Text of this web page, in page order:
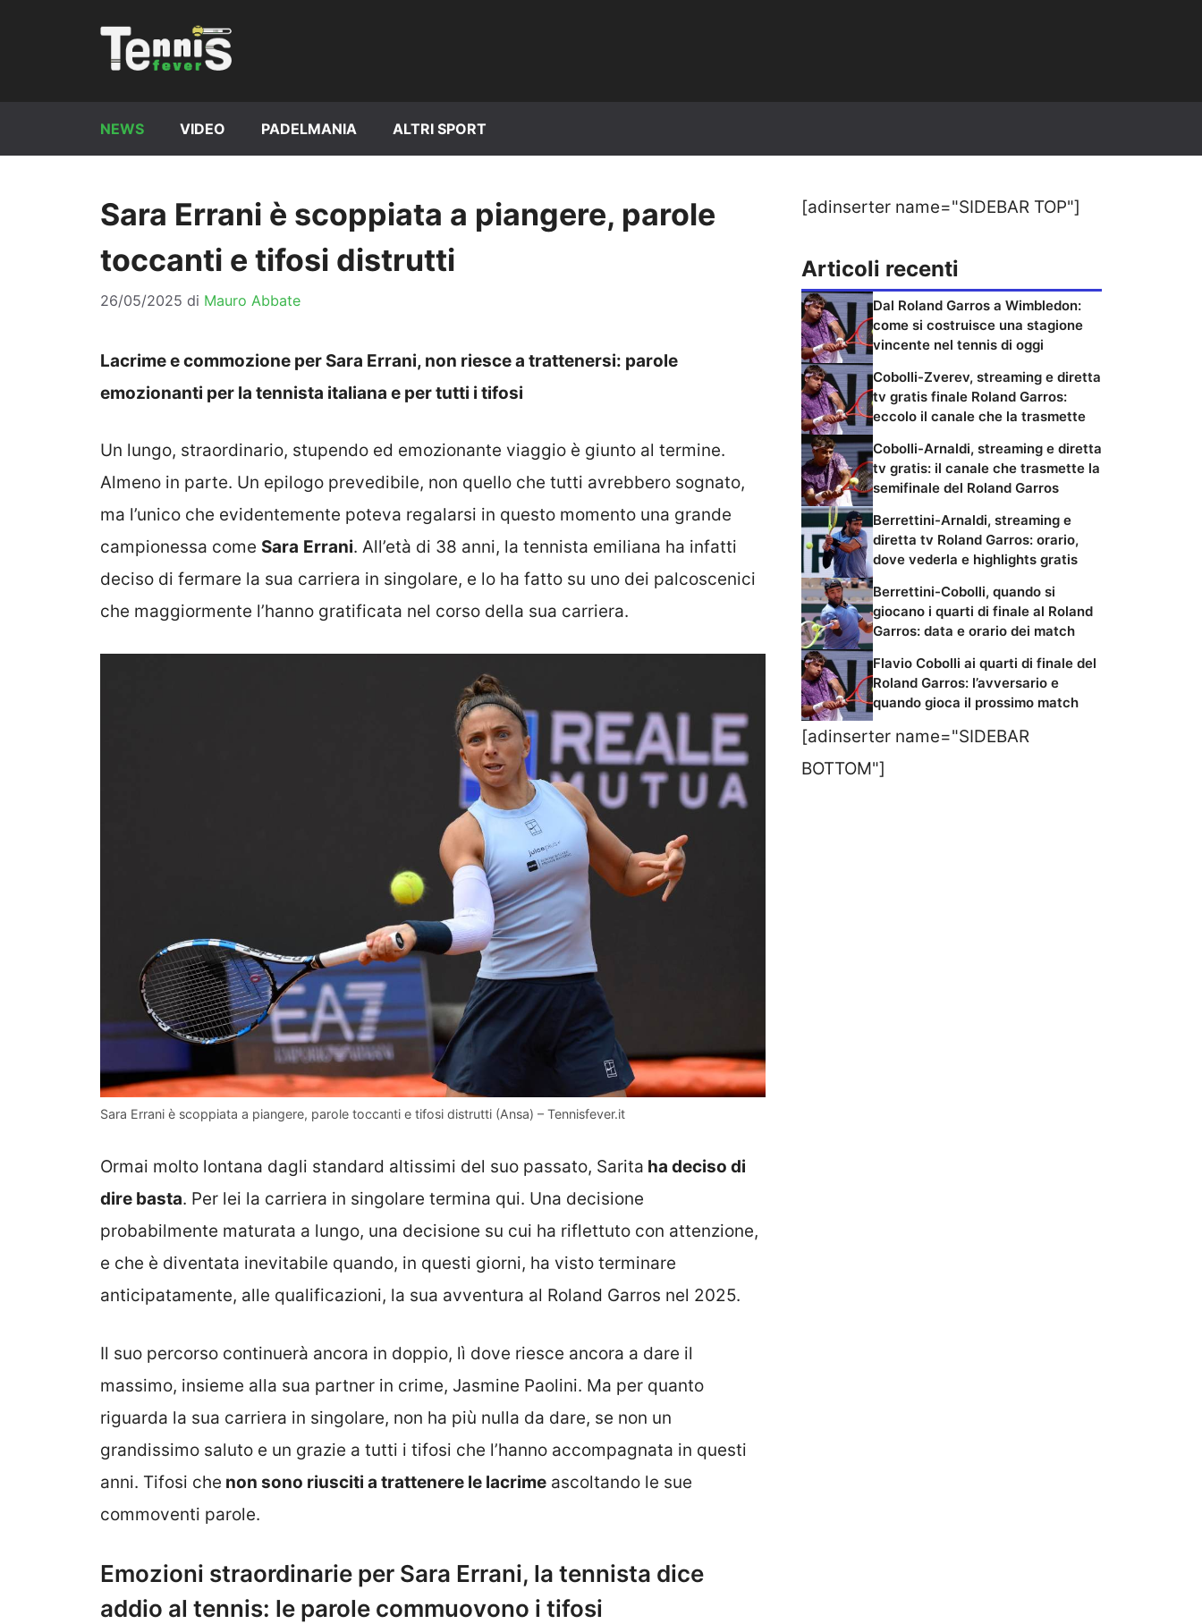
NEWS VIDEO PADELMANIA ALTRI SPORT
Sara Errani è scoppiata a piangere, parole
toccanti e tifosi distrutti
26/05/2025 di Mauro Abbate
Lacrime e commozione per Sara Errani, non riesce a trattenersi: parole
emozionanti per la tennista italiana e per tutti i tifosi
Un lungo, straordinario, stupendo ed emozionante viaggio è giunto al termine.
Almeno in parte. Un epilogo prevedibile, non quello che tutti avrebbero sognato,
ma l’unico che evidentemente poteva regalarsi in questo momento una grande
campionessa come Sara Errani. All’età di 38 anni, la tennista emiliana ha infatti
deciso di fermare la sua carriera in singolare, e lo ha fatto su uno dei palcoscenici
che maggiormente l’hanno gratificata nel corso della sua carriera.
Sara Errani è scoppiata a piangere, parole toccanti e tifosi distrutti (Ansa) – Tennisfever.it
Ormai molto lontana dagli standard altissimi del suo passato, Sarita ha deciso di
dire basta. Per lei la carriera in singolare termina qui. Una decisione
probabilmente maturata a lungo, una decisione su cui ha riflettuto con attenzione,
e che è diventata inevitabile quando, in questi giorni, ha visto terminare
anticipatamente, alle qualificazioni, la sua avventura al Roland Garros nel 2025.
Il suo percorso continuerà ancora in doppio, lì dove riesce ancora a dare il
massimo, insieme alla sua partner in crime, Jasmine Paolini. Ma per quanto
riguarda la sua carriera in singolare, non ha più nulla da dare, se non un
grandissimo saluto e un grazie a tutti i tifosi che l’hanno accompagnata in questi
anni. Tifosi che non sono riusciti a trattenere le lacrime ascoltando le sue
commoventi parole.
Emozioni straordinarie per Sara Errani, la tennista dice
addio al tennis: le parole commuovono i tifosi
[adinserter name="SIDEBAR TOP"]
Articoli recenti
Dal Roland Garros a Wimbledon:
come si costruisce una stagione
vincente nel tennis di oggi
Cobolli-Zverev, streaming e diretta
tv gratis finale Roland Garros:
eccolo il canale che la trasmette
Cobolli-Arnaldi, streaming e diretta
tv gratis: il canale che trasmette la
semifinale del Roland Garros
Berrettini-Arnaldi, streaming e
diretta tv Roland Garros: orario,
dove vederla e highlights gratis
Berrettini-Cobolli, quando si
giocano i quarti di finale al Roland
Garros: data e orario dei match
Flavio Cobolli ai quarti di finale del
Roland Garros: l’avversario e
quando gioca il prossimo match
[adinserter name="SIDEBAR
BOTTOM"]